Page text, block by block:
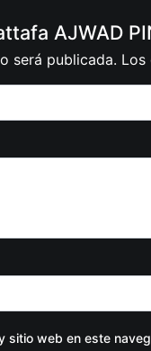
AJWAD
será publicada. Los
sitio web en este